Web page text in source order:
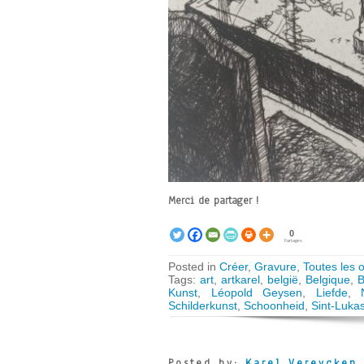
Merci de partager !
0
Partages
Posted in Créer, Gravure Toutes les
Tags:art ,artkarel belgië Belgique
Kunst
Léopold Geysen Liefde,
Schilderkunst Schoonheid Sint-